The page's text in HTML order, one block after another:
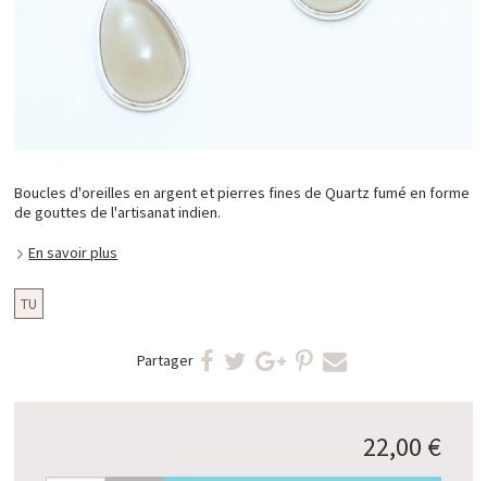
Boucles d'oreilles en argent et pierres fines de Quartz fumé en forme
de gouttes de l'artisanat indien.
En savoir plus
TU
Partager
22,00 €